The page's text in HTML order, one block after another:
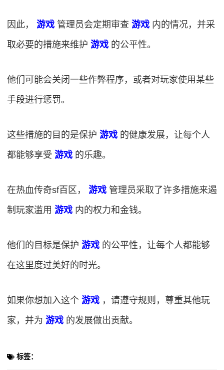
因此， 游戏 管理员会定期审查 游戏 内的情况，并采
取必要的措施来维护 游戏 的公平性。
他们可能会关闭一些作弊程序，或者对玩家使用某些
手段进行惩罚。
这些措施的目的是保护 游戏 的健康发展，让每个人
都能够享受 游戏 的乐趣。
在热血传奇sf百区， 游戏 管理员采取了许多措施来遏
制玩家滥用 游戏 内的权力和金钱。
他们的目标是保护 游戏 的公平性，让每个人都能够
在这里度过美好的时光。
如果你想加入这个 游戏 ，请遵守规则，尊重其他玩
家，并为 游戏 的发展做出贡献。
标签：